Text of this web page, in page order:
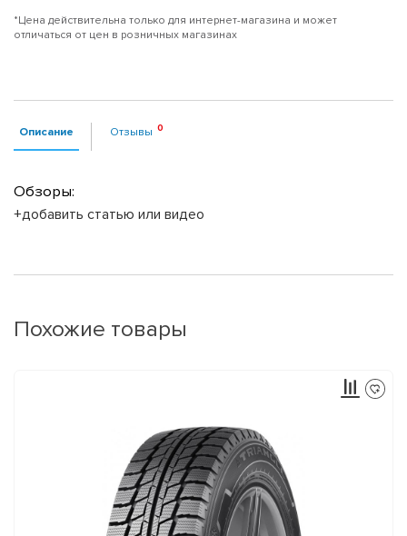
*Цена действительна только для интернет-магазина и может
отличаться от цен в розничных магазинах
Описание Отзывы
Обзоры:
+добавить статью или видео
Похожие товары